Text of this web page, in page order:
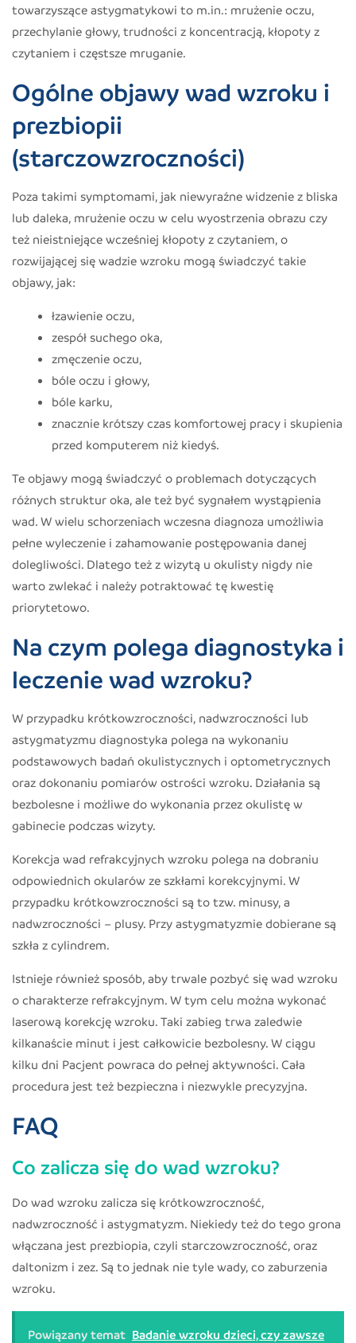
towarzyszące astygmatykowi to m.in.: mrużenie oczu,
przechylanie głowy, trudności z koncentracją, kłopoty z
czytaniem i częstsze mruganie.
Ogólne objawy wad wzroku i
prezbiopii
(starczowzroczności)
Poza takimi symptomami, jak niewyraźne widzenie z bliska
lub daleka, mrużenie oczu w celu wyostrzenia obrazu czy
też nieistniejące wcześniej kłopoty z czytaniem, o
rozwijającej się wadzie wzroku mogą świadczyć takie
objawy, jak:
łzawienie oczu,
zespół suchego oka,
zmęczenie oczu,
bóle oczu i głowy,
bóle karku,
znacznie krótszy czas komfortowej pracy i skupienia
przed komputerem niż kiedyś.
Te objawy mogą świadczyć o problemach dotyczących
różnych struktur oka, ale też być sygnałem wystąpienia
wad. W wielu schorzeniach wczesna diagnoza umożliwia
pełne wyleczenie i zahamowanie postępowania danej
dolegliwości. Dlatego też z wizytą u okulisty nigdy nie
warto zwlekać i należy potraktować tę kwestię
priorytetowo.
Na czym polega diagnostyka i
leczenie wad wzroku?
W przypadku krótkowzroczności, nadwzroczności lub
astygmatyzmu diagnostyka polega na wykonaniu
podstawowych badań okulistycznych i optometrycznych
oraz dokonaniu pomiarów ostrości wzroku. Działania są
bezbolesne i możliwe do wykonania przez okulistę w
gabinecie podczas wizyty.
Korekcja wad refrakcyjnych wzroku polega na dobraniu
odpowiednich okularów ze szkłami korekcyjnymi. W
przypadku krótkowzroczności są to tzw. minusy, a
nadwzroczności – plusy. Przy astygmatyzmie dobierane są
szkła z cylindrem.
Istnieje również sposób, aby trwale pozbyć się wad wzroku
o charakterze refrakcyjnym. W tym celu można wykonać
laserową korekcję wzroku. Taki zabieg trwa zaledwie
kilkanaście minut i jest całkowicie bezbolesny. W ciągu
kilku dni Pacjent powraca do pełnej aktywności. Cała
procedura jest też bezpieczna i niezwykle precyzyjna.
FAQ
Co zalicza się do wad wzroku?
Do wad wzroku zalicza się krótkowzroczność,
nadwzroczność i astygmatyzm. Niekiedy też do tego grona
włączana jest prezbiopia, czyli starczowzroczność, oraz
daltonizm i zez. Są to jednak nie tyle wady, co zaburzenia
wzroku.
Powiązany temat Badanie wzroku dzieci, czy zawsze